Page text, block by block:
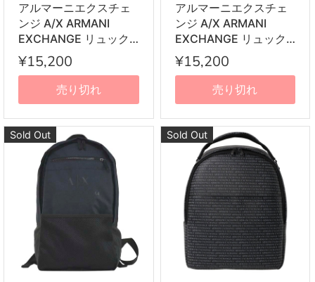
アルマーニエクスチェ
ンジ A/X ARMANI
EXCHANGE リュック
サック 952342 1P054
00020 バックパック デ
イパック ブラック
¥15,200
売り切れ
アルマーニエクスチェ
ンジ A/X ARMANI
EXCHANGE リュック
サック 952342 1P054
00187 バックパック デ
イパック カーキ+ブラ
ック
¥15,200
売り切れ
Sold Out Sold Out